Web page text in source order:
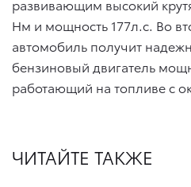
развивающим высокий
Нм и мощность 177л.с. Во
автомобиль получит
бензиновый двигатель
работающий на топливе с
ЧИТАЙТЕ ТАКЖЕ